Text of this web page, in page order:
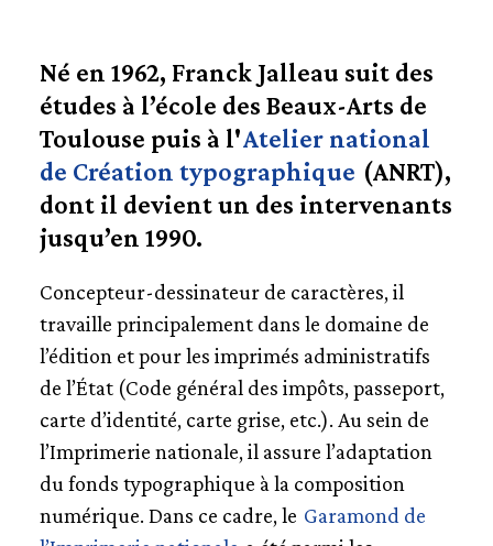
PERMANENCES ET RUPTURES
LA RENAISSANCE CONTEMPORAINE
VERS LE NUMÉRIQUE
TYPOGRAPHES CONTEMPORAINS
PHILIPPE APELOIG
MATHIEU CORTAT
PIERRE DI SCIULLO
XAVIER DUPRÉ
FRANCK JALLEAU
JEAN-BAPTISTE LEVÉE
MURIEL PARIS
JEAN-FRANÇOIS PORCHEZ
MATTHIEU RÉGUER
ALICE SAVOIE
Né en 1962, Franck Jalleau suit des
études à l’école des Beaux-Arts de
Toulouse puis à l'Atelier national
de Création typographique (ANRT),
dont il devient un des intervenants
jusqu’en 1990.
Concepteur-dessinateur de caractères, il
travaille principalement dans le domaine de
l’édition et pour les imprimés administratifs
de l’État (Code général des impôts, passeport,
carte d’identité, carte grise, etc.). Au sein de
l’Imprimerie nationale, il assure l’adaptation
du fonds typographique à la composition
numérique. Dans ce cadre, le Garamond de